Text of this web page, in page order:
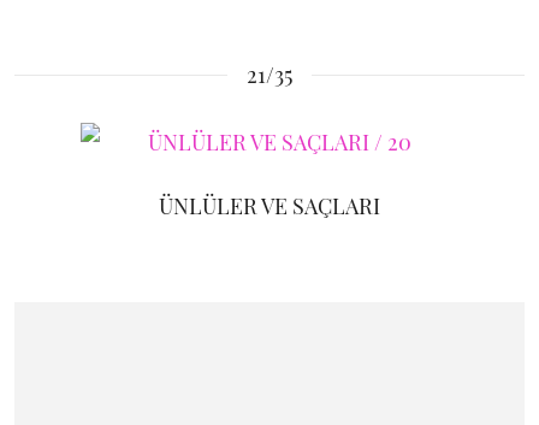
21/35
ÜNLÜLER VE SAÇLARI